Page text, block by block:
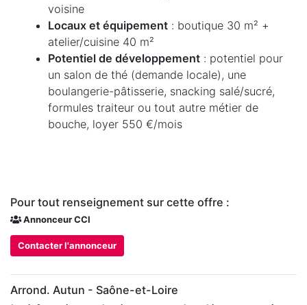
voisine
Locaux et équipement : boutique 30 m² +
atelier/cuisine 40 m²
Potentiel de développement : potentiel pour
un salon de thé (demande locale), une
boulangerie-pâtisserie, snacking salé/sucré,
formules traiteur ou tout autre métier de
bouche, loyer 550 €/mois
Pour tout renseignement sur cette offre :
Annonceur CCI
Contacter l'annonceur
Arrond. Autun - Saône-et-Loire